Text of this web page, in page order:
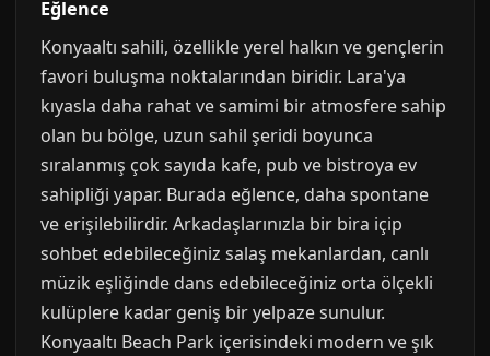
Eğlence
Konyaaltı sahili, özellikle yerel halkın ve gençlerin
favori buluşma noktalarından biridir. Lara'ya
kıyasla daha rahat ve samimi bir atmosfere sahip
olan bu bölge, uzun sahil şeridi boyunca
sıralanmış çok sayıda kafe, pub ve bistroya ev
sahipliği yapar. Burada eğlence, daha spontane
ve erişilebilirdir. Arkadaşlarınızla bir bira içip
sohbet edebileceğiniz salaş mekanlardan, canlı
müzik eşliğinde dans edebileceğiniz orta ölçekli
kulüplere kadar geniş bir yelpaze sunulur.
Konyaaltı Beach Park içerisindeki modern ve şık